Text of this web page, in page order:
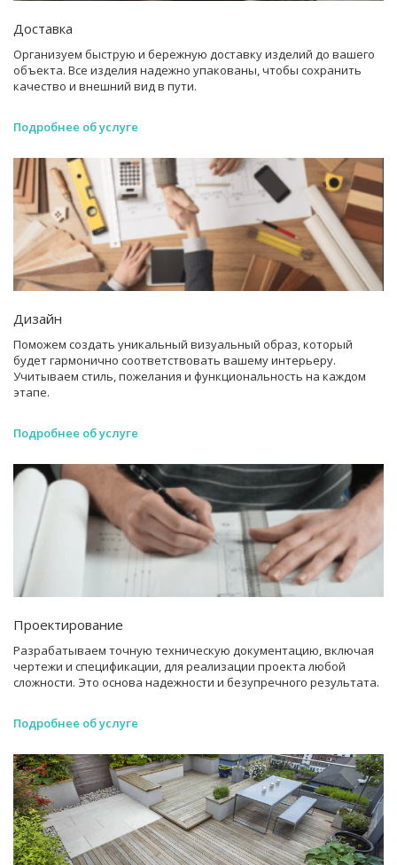
Доставка
Организуем быструю и бережную доставку изделий до вашего
объекта. Все изделия надежно упакованы, чтобы сохранить
качество и внешний вид в пути.
Подробнее об услуге
Дизайн
Поможем создать уникальный визуальный образ, который
будет гармонично соответствовать вашему интерьеру.
Учитываем стиль, пожелания и функциональность на каждом
этапе.
Подробнее об услуге
Проектирование
Разрабатываем точную техническую документацию, включая
чертежи и спецификации, для реализации проекта любой
сложности. Это основа надежности и безупречного результата.
Подробнее об услуге